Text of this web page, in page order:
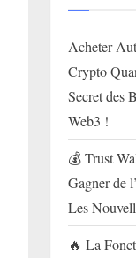
Acheter
Crypto
Secret des
Web3 !
💰 Trust
Gagner de
Les
🔥 La